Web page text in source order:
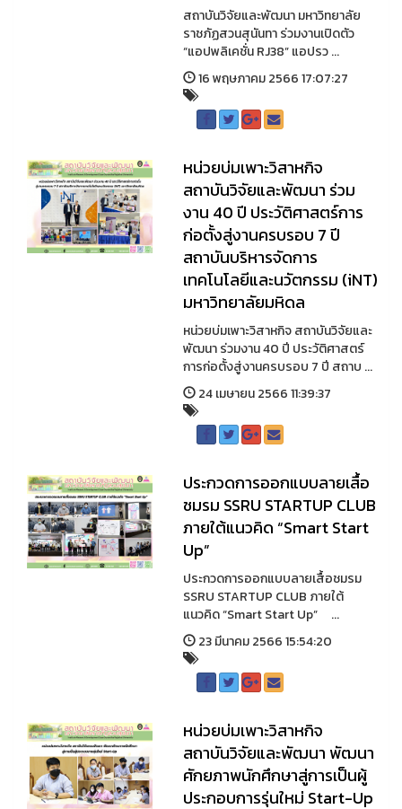
สถาบันวิจัยและพัฒนา มหาวิทยาลัย
ราชภัฏสวนสุนันทา ร่วมงานเปิดตัว
“แอปพลิเคชั่น RJ38” แอปรว ...
16 พฤษภาคม 2566 17:07:27
หน่วยบ่มเพาะวิสาหกิจ
สถาบันวิจัยและพัฒนา ร่วม
งาน 40 ปี ประวัติศาสตร์การ
ก่อตั้งสู่งานครบรอบ 7 ปี
สถาบันบริหารจัดการ
เทคโนโลยีและนวัตกรรม (iNT)
มหาวิทยาลัยมหิดล
หน่วยบ่มเพาะวิสาหกิจ สถาบันวิจัยและ
พัฒนา ร่วมงาน 40 ปี ประวัติศาสตร์
การก่อตั้งสู่งานครบรอบ 7 ปี สถาบ ...
24 เมษายน 2566 11:39:37
ประกวดการออกแบบลายเสื้อ
ชมรม SSRU STARTUP CLUB
ภายใต้แนวคิด “Smart Start
Up”
ประกวดการออกแบบลายเสื้อชมรม
SSRU STARTUP CLUB ภายใต้
แนวคิด “Smart Start Up” ...
23 มีนาคม 2566 15:54:20
หน่วยบ่มเพาะวิสาหกิจ
สถาบันวิจัยและพัฒนา พัฒนา
ศักยภาพนักศึกษาสู่การเป็นผู้
ประกอบการรุ่นใหม่ Start-Up